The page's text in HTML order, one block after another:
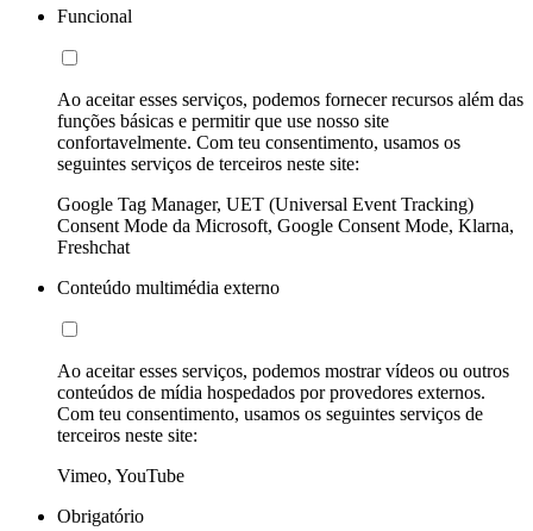
Funcional
Ao aceitar esses serviços, podemos fornecer recursos além das
funções básicas e permitir que use nosso site
confortavelmente. Com teu consentimento, usamos os
seguintes serviços de terceiros neste site:
Google Tag Manager, UET (Universal Event Tracking)
Consent Mode da Microsoft, Google Consent Mode, Klarna,
Freshchat
Conteúdo multimédia externo
Ao aceitar esses serviços, podemos mostrar vídeos ou outros
conteúdos de mídia hospedados por provedores externos.
Com teu consentimento, usamos os seguintes serviços de
terceiros neste site:
Vimeo, YouTube
Obrigatório